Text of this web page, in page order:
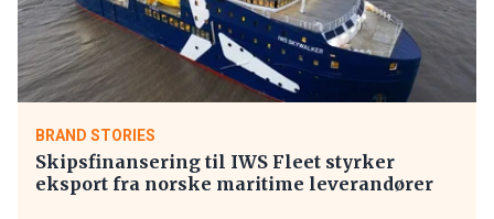
BRAND STORIES
Skipsfinansering til IWS Fleet styrker
eksport fra norske maritime leverandører